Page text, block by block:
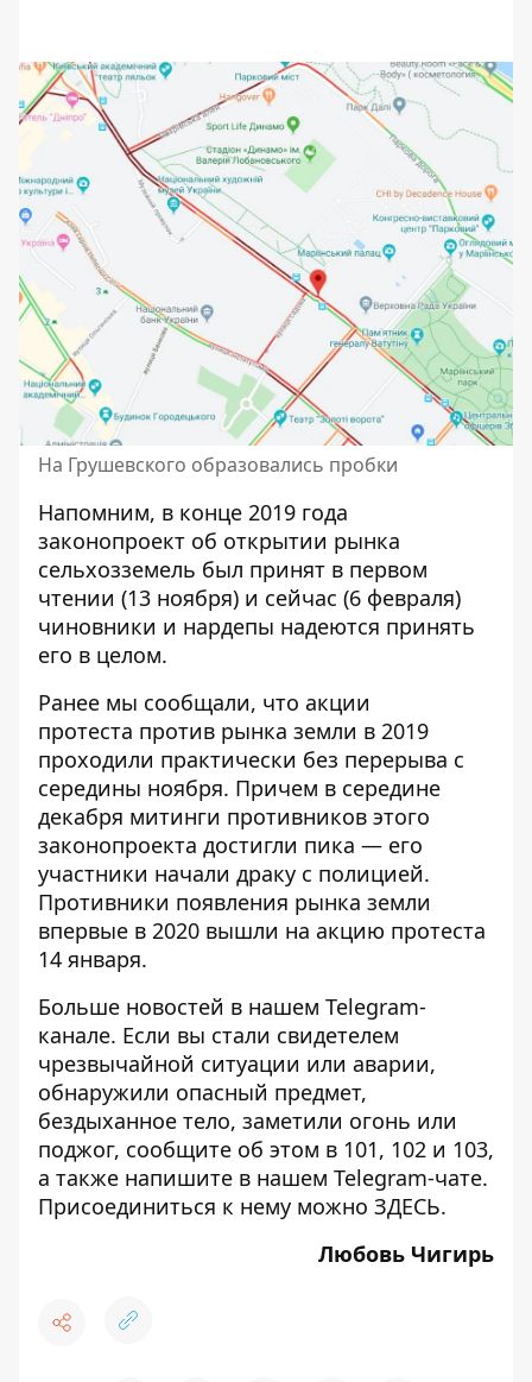
На Грушевского образовались пробки
Напомним, в конце 2019 года
законопроект об открытии рынка
сельхозземель был принят в первом
чтении (13 ноября) и сейчас (6 февраля)
чиновники и нардепы надеются принять
его в целом.
Ранее мы сообщали, что акции
протеста против рынка земли в 2019
проходили практически без перерыва с
середины ноября. Причем в середине
декабря митинги противников этого
законопроекта достигли пика — его
участники начали драку с полицией.
Противники появления рынка земли
впервые в 2020 вышли на акцию протеста
14 января.
Больше новостей в нашем Telegram-
канале. Если вы стали свидетелем
чрезвычайной ситуации или аварии,
обнаружили опасный предмет,
бездыханное тело, заметили огонь или
поджог, сообщите об этом в 101, 102 и 103,
а также напишите в нашем Telegram-чате.
Присоединиться к нему можно ЗДЕСЬ.
Любовь Чигирь